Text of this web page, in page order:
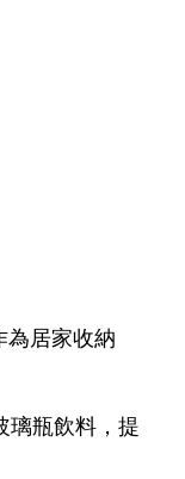
為居家收納
璃瓶飲料，提